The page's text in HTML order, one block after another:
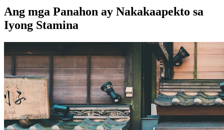
Ang mga Panahon ay Nakakaapekto sa
Iyong Stamina